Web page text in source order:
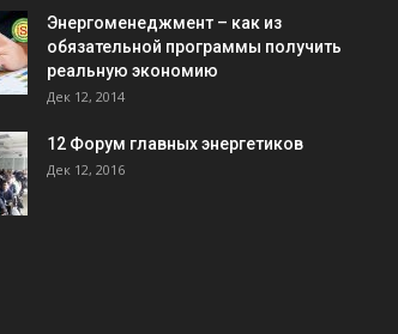
Энергоменеджмент – как из
обязательной программы получить
реальную экономию
Дек 12, 2014
12 Форум главных энергетиков
Дек 12, 2016